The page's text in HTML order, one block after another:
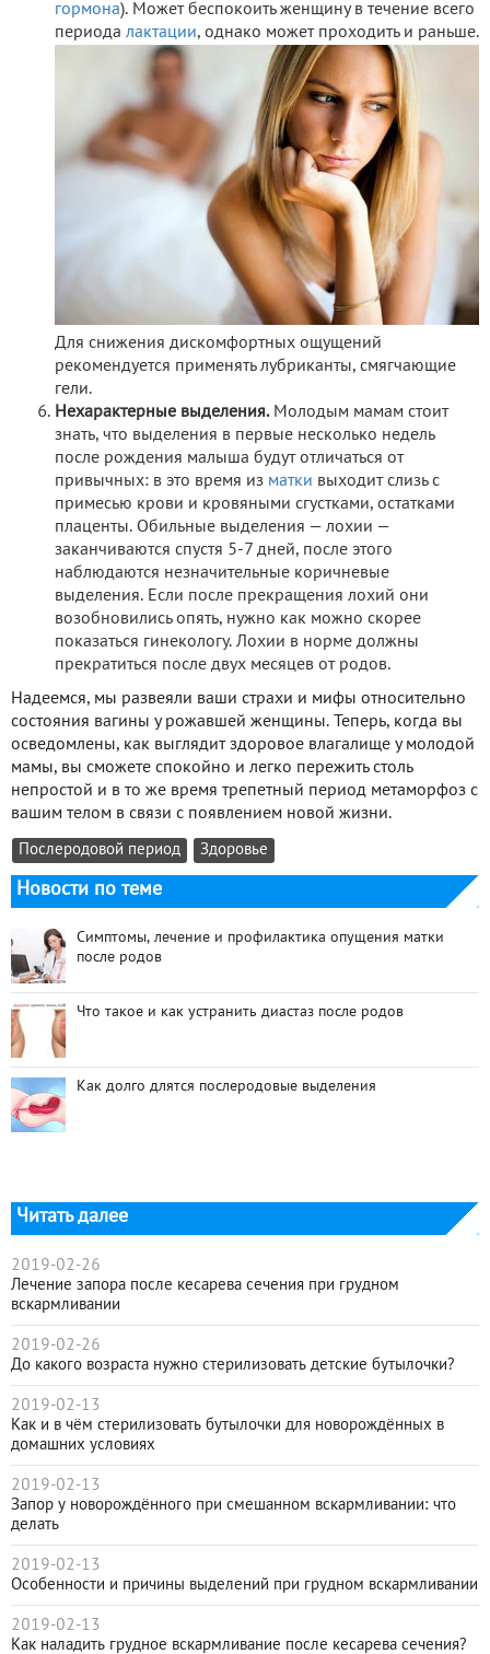
гормона). Может беспокоить женщину в течение всего
периода лактации, однако может проходить и раньше.
Для снижения дискомфортных ощущений
рекомендуется применять лубриканты, смягчающие
гели.
Нехарактерные выделения.Молодым мамам стоит
знать, что выделения в первые несколько недель
после рождения малыша будут отличаться от
привычных: в это время из матки выходит слизь с
примесью крови и кровяными сгустками, остатками
плаценты. Обильные выделения — лохии —
заканчиваются спустя 5-7 дней, после этого
наблюдаются незначительные коричневые
выделения. Если после прекращения лохий они
возобновились опять, нужно как можно скорее
показаться гинекологу. Лохии в норме должны
прекратиться после двух месяцев от родов.
Надеемся, мы развеяли ваши страхи и мифы относительно
состояния вагины у рожавшей женщины. Теперь, когда вы
осведомлены, как выглядит здоровое влагалище у молодой
мамы, вы сможете спокойно и легко пережить столь
непростой и в то же время трепетный период метаморфоз с
вашим телом в связи с появлением новой жизни.
Послеродовой период Здоровье
Новости по теме
Симптомы, лечение и профилактика опущения матки
после родов
Что такое и как устранить диастаз после родов
Как долго длятся послеродовые выделения
Читать далее
2019-02-26
Лечение запора после кесарева сечения при грудном
вскармливании
2019-02-26
До какого возраста нужно стерилизовать детские бутылочки?
2019-02-13
Как и в чём стерилизовать бутылочки для новорождённых в
домашних условиях
2019-02-13
Запор у новорождённого при смешанном вскармливании: что
делать
2019-02-13
Особенности и причины выделений при грудном вскармливании
2019-02-13
Как наладить грудное вскармливание после кесарева сечения?